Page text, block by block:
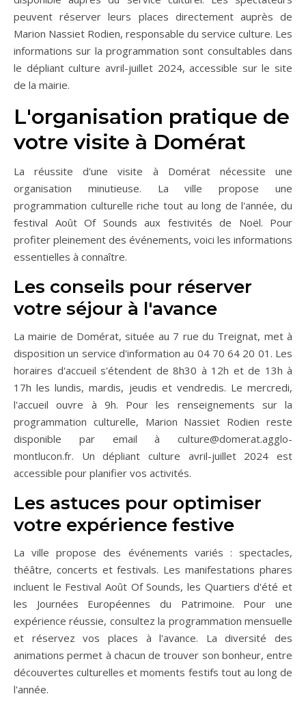
peuvent réserver leurs places directement auprès de
Marion Nassiet Rodien, responsable du service culture. Les
informations sur la programmation sont consultables dans
le dépliant culture avril-juillet 2024, accessible sur le site
de la mairie.
L'organisation pratique de
votre visite à Domérat
La réussite d'une visite à Domérat nécessite une
organisation minutieuse. La ville propose une
programmation culturelle riche tout au long de l'année, du
festival Août Of Sounds aux festivités de Noël. Pour
profiter pleinement des événements, voici les informations
essentielles à connaître.
Les conseils pour réserver
votre séjour à l'avance
La mairie de Domérat, située au 7 rue du Treignat, met à
disposition un service d'information au 04 70 64 20 01. Les
horaires d'accueil s'étendent de 8h30 à 12h et de 13h à
17h les lundis, mardis, jeudis et vendredis. Le mercredi,
l'accueil ouvre à 9h. Pour les renseignements sur la
programmation culturelle, Marion Nassiet Rodien reste
disponible par email à culture@domerat.agglo-
montlucon.fr. Un dépliant culture avril-juillet 2024 est
accessible pour planifier vos activités.
Les astuces pour optimiser
votre expérience festive
La ville propose des événements variés : spectacles,
théâtre, concerts et festivals. Les manifestations phares
incluent le Festival Août Of Sounds, les Quartiers d'été et
les Journées Européennes du Patrimoine. Pour une
expérience réussie, consultez la programmation mensuelle
et réservez vos places à l'avance. La diversité des
animations permet à chacun de trouver son bonheur, entre
découvertes culturelles et moments festifs tout au long de
l'année.